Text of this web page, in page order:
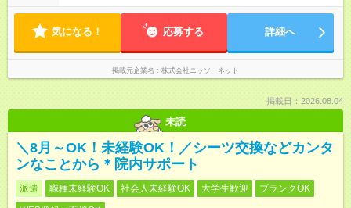
気になる！ 応募する 詳細へ
掲載元企業名 株式会社ニッソーネット
掲載日：2026.08.04
未読
＼8月～OK！未経験OK！／シーツ交換などカンタ
ンなことから＊院内サポート
派遣 職種未経験OK 社会人未経験OK 大学生歓迎
ブランクOK